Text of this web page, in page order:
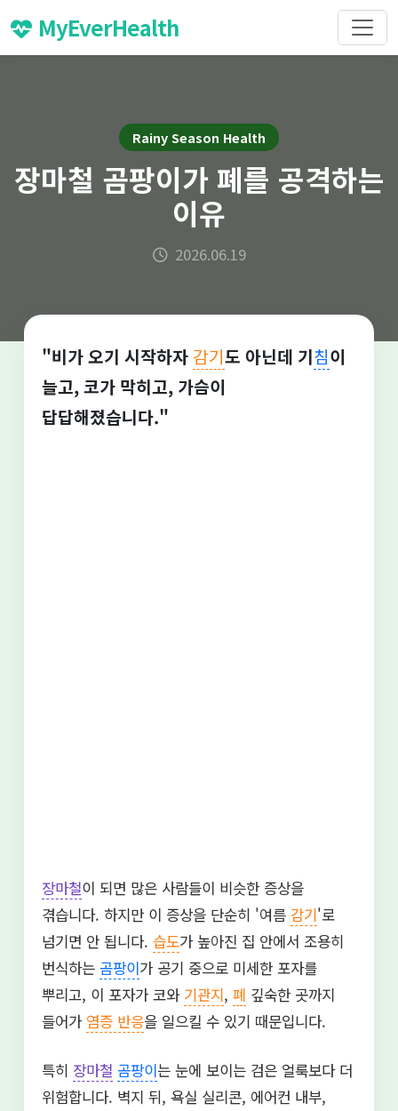
MyEverHealth
Rainy Season Health
장마철 곰팡이가 폐를 공격하는
이유
2026.06.19
"비가 오기 시작하자 감기도 아닌데 기침이
늘고, 코가 막히고, 가슴이
답답해졌습니다."
장마철이 되면 많은 사람들이 비슷한 증상을
겪습니다. 하지만 이 증상을 단순히 '여름 감기'로
넘기면 안 됩니다. 습도가 높아진 집 안에서 조용히
번식하는 곰팡이가 공기 중으로 미세한 포자를
뿌리고, 이 포자가 코와 기관지, 폐 깊숙한 곳까지
들어가 염증 반응을 일으킬 수 있기 때문입니다.
특히 장마철 곰팡이는 눈에 보이는 검은 얼룩보다 더
위험합니다. 벽지 뒤, 욕실 실리콘, 에어컨 내부,